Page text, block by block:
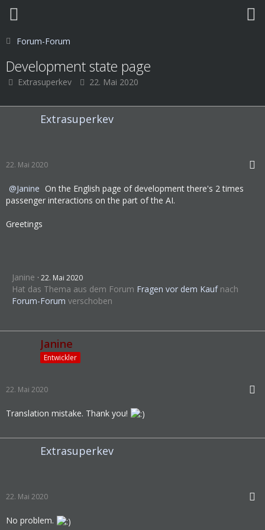
Forum-Forum
Development state page
Extrasuperkev 22. Mai 2020
Extrasuperkev
22. Mai 2020
Janine On the English page of development there's 2 times
passenger interactions on the part of the AI.
Greetings
Janine 22. Mai 2020
Hat das Thema aus dem Forum Fragen vor dem Kaufnach
Forum-Forum verschoben
Janine
Entwickler
22. Mai 2020
Translation mistake. Thank you!
Extrasuperkev
22. Mai 2020
No problem.